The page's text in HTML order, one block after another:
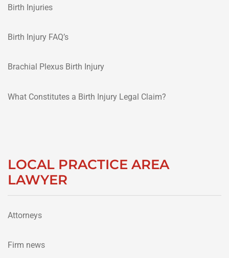
Birth Injuries
Birth Injury FAQ’s
Brachial Plexus Birth Injury
What Constitutes a Birth Injury Legal Claim?
LOCAL PRACTICE AREA
LAWYER
Attorneys
Firm news